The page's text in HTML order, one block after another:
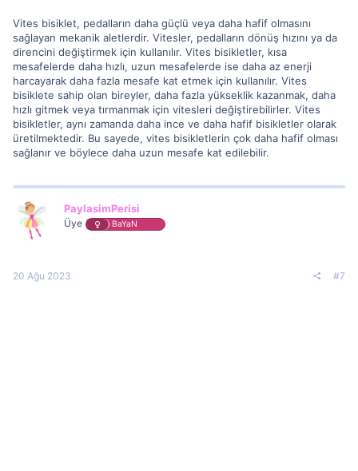
Vites bisiklet, pedalların daha güçlü veya daha hafif olmasını
sağlayan mekanik aletlerdir. Vitesler, pedalların dönüş hızını ya da
direncini değiştirmek için kullanılır. Vites bisikletler, kısa
mesafelerde daha hızlı, uzun mesafelerde ise daha az enerji
harcayarak daha fazla mesafe kat etmek için kullanılır. Vites
bisiklete sahip olan bireyler, daha fazla yükseklik kazanmak, daha
hızlı gitmek veya tırmanmak için vitesleri değiştirebilirler. Vites
bisikletler, aynı zamanda daha ince ve daha hafif bisikletler olarak
üretilmektedir. Bu sayede, vites bisikletlerin çok daha hafif olması
sağlanır ve böylece daha uzun mesafe kat edilebilir.
PaylasimPerisi
Üye BaYaN
20 Ağu 2023 #7